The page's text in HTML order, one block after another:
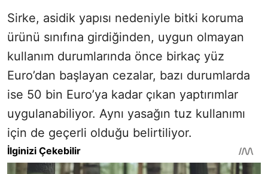
Sirke, asidik yapısı nedeniyle bitki koruma
ürünü sınıfına girdiğinden, uygun olmayan
kullanım durumlarında önce birkaç yüz
Euro’dan başlayan cezalar, bazı durumlarda
ise 50 bin Euro’ya kadar çıkan yaptırımlar
uygulanabiliyor. Aynı yasağın tuz kullanımı
için de geçerli olduğu belirtiliyor.